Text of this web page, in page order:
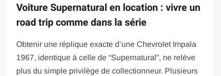
Voiture Supernatural en location : vivre un
road trip comme dans la série
Obtenir une réplique exacte d’une Chevrolet Impala
1967, identique à celle de “Supernatural”, ne relève
plus du simple privilège de collectionneur. Plusieurs